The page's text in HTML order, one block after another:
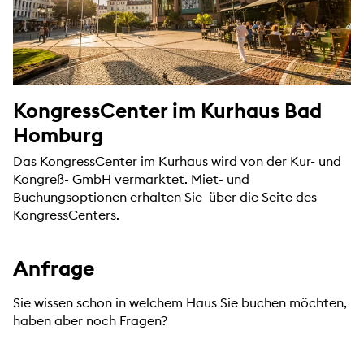
KongressCenter im Kurhaus Bad
Homburg
Das KongressCenter im Kurhaus wird von der Kur- und
Kongreß- GmbH vermarktet. Miet- und
Buchungsoptionen erhalten Sie über die Seite des
KongressCenters.
Anfrage
Sie wissen schon in welchem Haus Sie buchen möchten,
haben aber noch Fragen?